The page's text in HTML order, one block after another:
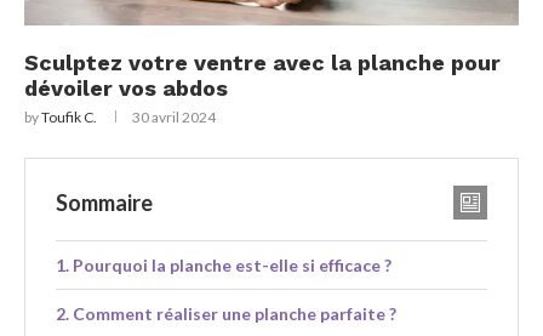
Sculptez votre ventre avec la planche pour
dévoiler vos abdos
byToufik C. 30 avril 2024
Sommaire
Pourquoi la planche est-elle si efficace ?
Comment réaliser une planche parfaite ?